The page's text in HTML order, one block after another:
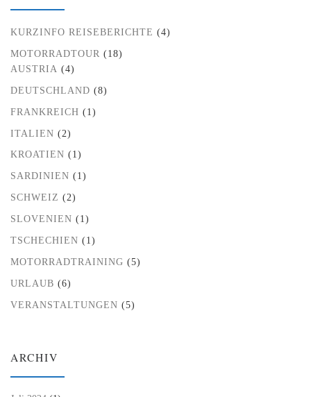
KURZINFO REISEBERICHTE (4)
MOTORRADTOUR (18)
AUSTRIA (4)
DEUTSCHLAND (8)
FRANKREICH (1)
ITALIEN (2)
KROATIEN (1)
SARDINIEN (1)
SCHWEIZ (2)
SLOVENIEN (1)
TSCHECHIEN (1)
MOTORRADTRAINING (5)
URLAUB (6)
VERANSTALTUNGEN (5)
ARCHIV